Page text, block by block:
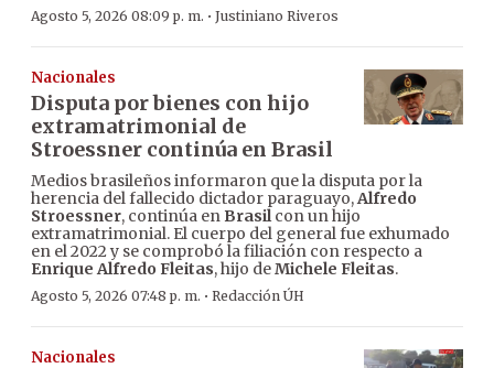
Agosto 5, 2026 08:09 p. m. · Justiniano Riveros
Nacionales
Disputa por bienes con hijo
extramatrimonial de
Stroessner continúa en Brasil
Medios brasileños informaron que la disputa por la
herencia del fallecido dictador paraguayo,Alfredo
Stroessner, continúa en Brasilcon un hijo
extramatrimonial. El cuerpo del general fue exhumado
en el 2022 y se comprobó la filiación con respecto a
Enrique Alfredo Fleitas, hijo deMichele Fleitas.
Agosto 5, 2026 07:48 p. m. · Redacción ÚH
Nacionales